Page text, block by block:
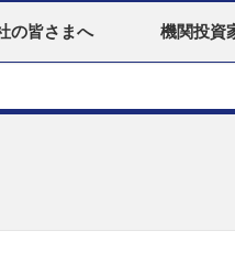
の皆さまへ 機関投資